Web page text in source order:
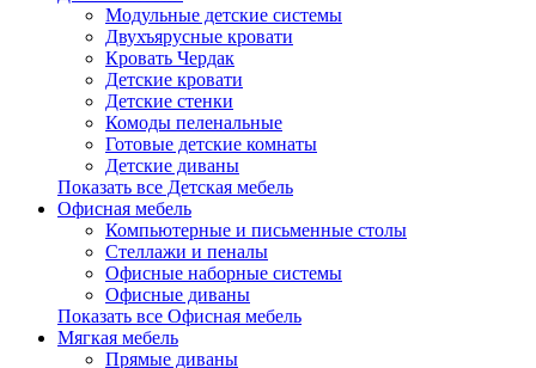
Модульные детские системы
Двухъярусные кровати
Кровать Чердак
Детские кровати
Детские стенки
Комоды пеленальные
Готовые детские комнаты
Детские диваны
Показать все Детская мебель
Офисная мебель
Компьютерные и письменные столы
Стеллажи и пеналы
Офисные наборные системы
Офисные диваны
Показать все Офисная мебель
Мягкая мебель
Прямые диваны